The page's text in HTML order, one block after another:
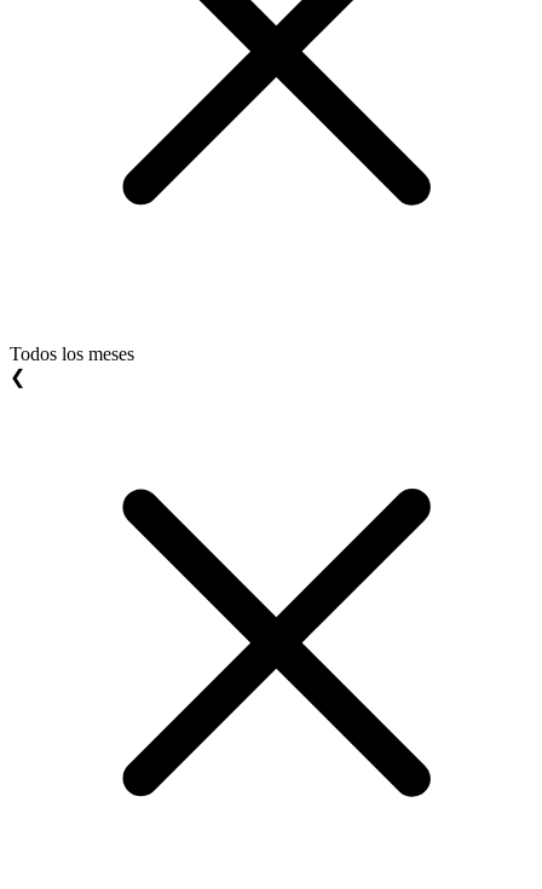
Todos los meses
❮